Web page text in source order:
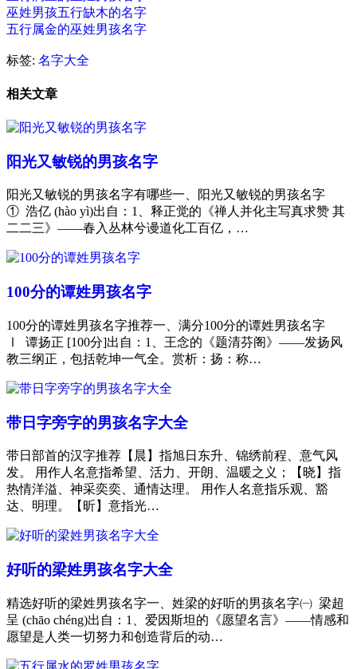
巫姓男孩五行缺木的名字
五行属金的巫姓男孩名字
标签: 名字大全
相关文章
阳光又敏锐的男孩名字
阳光又敏锐的男孩名字有哪些一、阳光又敏锐的男孩名字
① 浩亿 (hào yì)出自：1、释正觉的《禅人并化主写真求赞 其
二二三》——春入丛林兮谩道化工百亿，…
100分的谭姓男孩名字
100分的谭姓男孩名字推荐一、满分100分的谭姓男孩名字
Ⅰ 谭扬正 [100分]出自：1、王念的《题清芬阁》——发扬风
教三纲正，包括乾坤一气全。赏析：扬：称…
带日字旁字的男孩名字大全
带日部首的汉字推荐【晨】指旭日东升、锦绣前程、意气风
发。 用作人名意指希望、活力、开朗、温暖之义；【晓】指
热情洋溢、神采奕奕、通情达理。 用作人名意指乐观、豁
达、明理。【昕】意指光…
好听的梁姓男孩名字大全
精选好听的梁姓男孩名字一、姓梁的好听的男孩名字㈠ 梁超
呈 (chāo chéng)出自：1、爱因斯坦的《愿望名言》——情感和
愿望是人类一切努力和创造背后的动…